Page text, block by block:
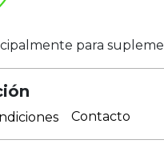
para
Contacto